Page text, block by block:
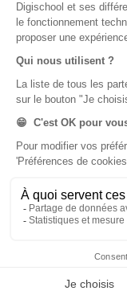
TOEIC®
Examens blancs
Superquiz
Mort Subite
Mosalingua